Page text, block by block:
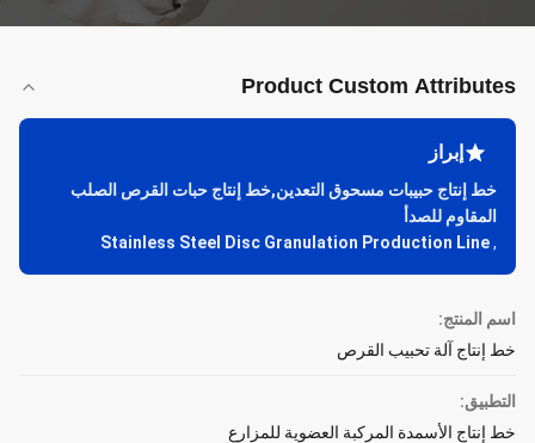
Product Custom Attributes
إبراز
خط إنتاج حبيبات مسحوق التعدين,خط إنتاج حبات القرص الصلب
المقاوم للصدأ
,
Stainless Steel Disc Granulation Production Line
اسم المنتج:
خط إنتاج آلة تحبيب القرص
التطبيق:
خط إنتاج الأسمدة المركبة العضوية للمزارع